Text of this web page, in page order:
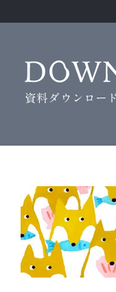
資料ダウンロー